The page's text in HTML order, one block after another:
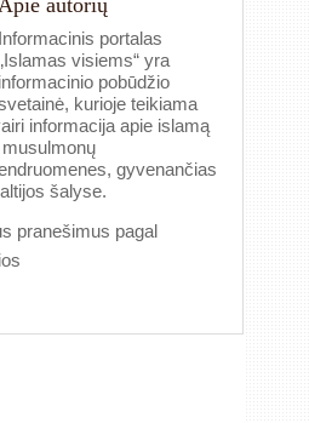
autorių
Informacinis portalas
visiems“ yra
informacinio pobūdžio
kurioje teikiama
informacija apie islamą
musulmonų
gyvenančias
šalyse.
pranešimus pagal